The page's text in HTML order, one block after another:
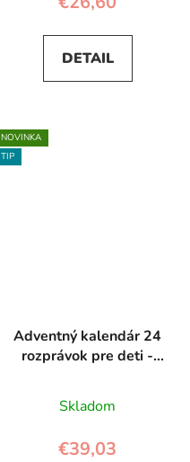
DETAIL
NOVINKA
TIP
Adventný kalendár 24
rozprávok pre deti -
Skladom
€39,03